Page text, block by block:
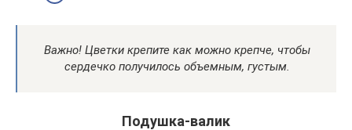
Важно! Цветки крепите как можно крепче, чтобы
сердечко получилось объемным, густым.
Подушка-валик